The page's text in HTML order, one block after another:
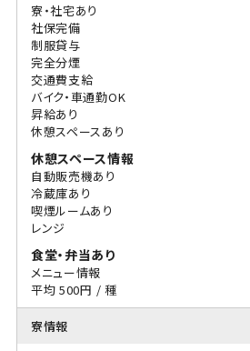
寮・社宅あり
社保完備
制服貸与
完全分煙
交通費支給
バイク・車通勤OK
昇給あり
休憩スペースあり
休憩スペース情報
自動販売機あり
冷蔵庫あり
喫煙ルームあり
レンジ
食堂・弁当あり
メニュー情報
平均 500円 / 種
寮情報